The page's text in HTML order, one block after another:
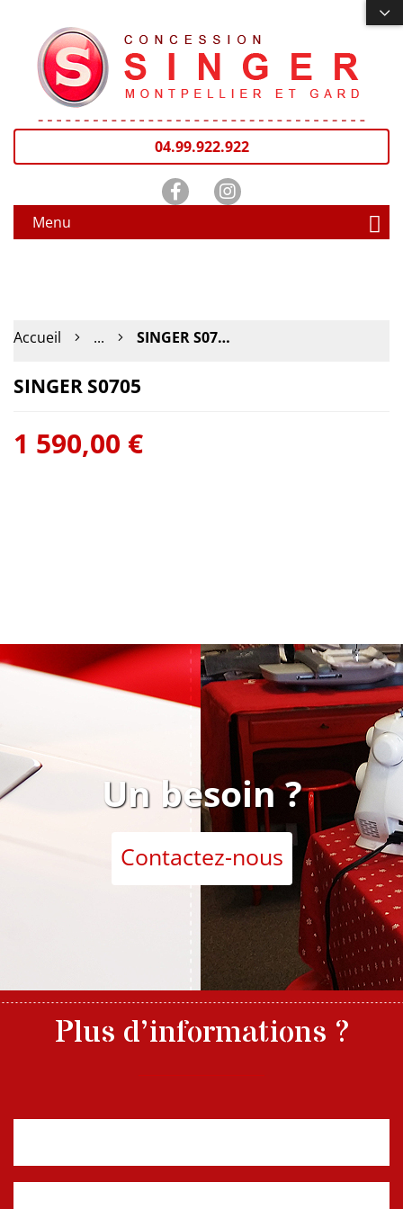
04.99.922.922
Menu
Accueil ... SINGER S0705
SINGER S0705
1 590,00 €
Un besoin ?
Contactez-nous
Plus d’informations ?